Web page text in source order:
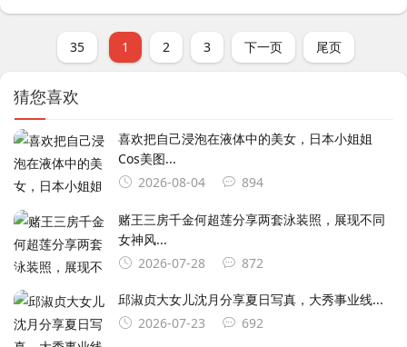
35 1 2 3 下一页 尾页
猜您喜欢
喜欢把自己浸泡在液体中的美女，日本小姐姐
Cos美图...
2026-08-04
894
赌王三房千金何超莲分享两套泳装照，展现不同
女神风...
2026-07-28
872
邱淑贞大女儿沈月分享夏日写真，大秀事业线...
2026-07-23
692